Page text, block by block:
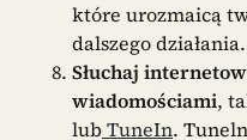
które urozmaicą
dalszego działania.
Słuchaj
wiadomościami,
lubTuneIn.